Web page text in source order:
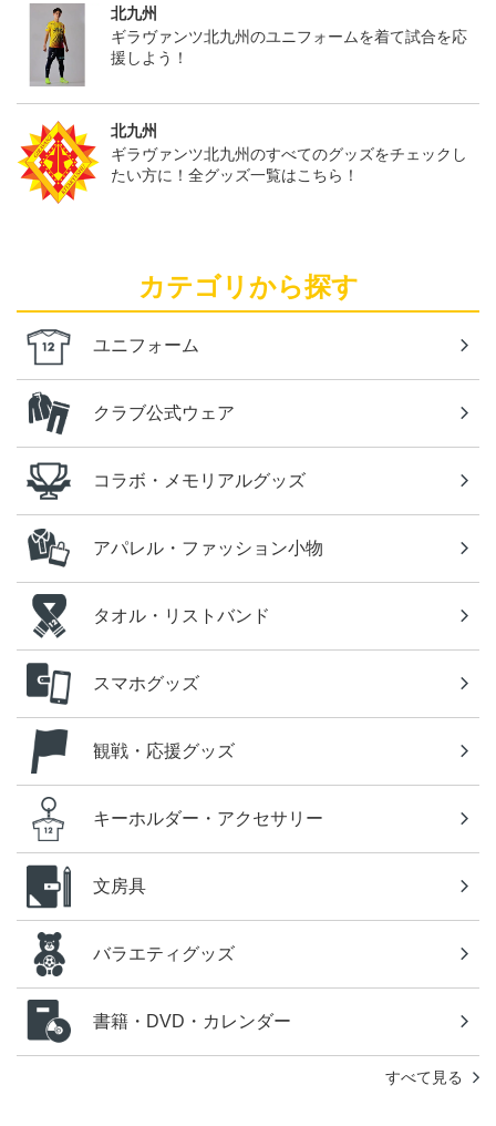
北九州
ギラヴァンツ北九州のユニフォームを着て試合を応
援しよう！
北九州
ギラヴァンツ北九州のすべてのグッズをチェックし
たい方に！全グッズ一覧はこちら！
カテゴリから探す
ユニフォーム
クラブ公式ウェア
コラボ・メモリアルグッズ
アパレル・ファッション小物
タオル・リストバンド
スマホグッズ
観戦・応援グッズ
キーホルダー・アクセサリー
文房具
バラエティグッズ
書籍・DVD・カレンダー
すべて見る